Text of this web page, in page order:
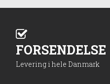
FORSENDELSE
Levering i hele Danmark